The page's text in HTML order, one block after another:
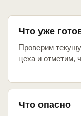
Что уже
Проверим
цеха и отметим,
Что опасно